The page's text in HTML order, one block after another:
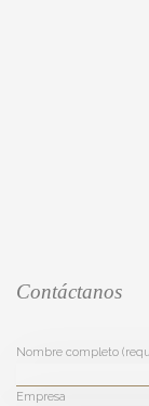
Contáctanos
Nombre completo
Empresa